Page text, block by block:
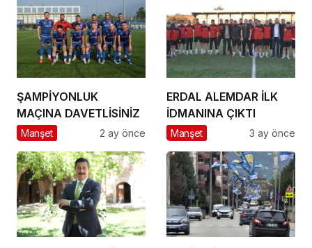
ŞAMPİYONLUK
MAÇINA DAVETLİSİNİZ
Manşet 2 ay önce
ERDAL ALEMDAR İLK
İDMANINA ÇIKTI
Manşet 3 ay önce